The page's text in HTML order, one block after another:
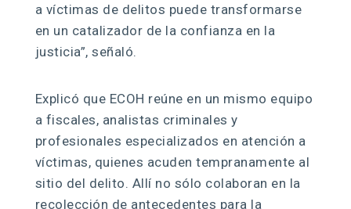
a víctimas de delitos puede transformarse
en un catalizador de la confianza en la
justicia”, señaló.
Explicó que ECOH reúne en un mismo equipo
a fiscales, analistas criminales y
profesionales especializados en atención a
víctimas, quienes acuden tempranamente al
sitio del delito. Allí no sólo colaboran en la
recolección de antecedentes para la